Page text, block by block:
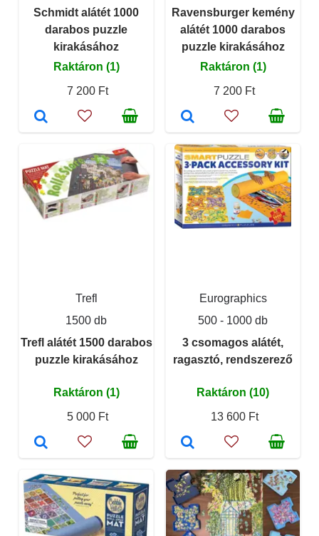
Schmidt alátét 1000
darabos puzzle
kirakásához
Raktáron (1)
7 200 Ft
Ravensburger kemény
alátét 1000 darabos
puzzle kirakásához
Raktáron (1)
7 200 Ft
Trefl
1500 db
Trefl alátét 1500 darabos
puzzle kirakásához
Raktáron (1)
5 000 Ft
Eurographics
500 - 1000 db
3 csomagos alátét,
ragasztó, rendszerező
Raktáron (10)
13 600 Ft